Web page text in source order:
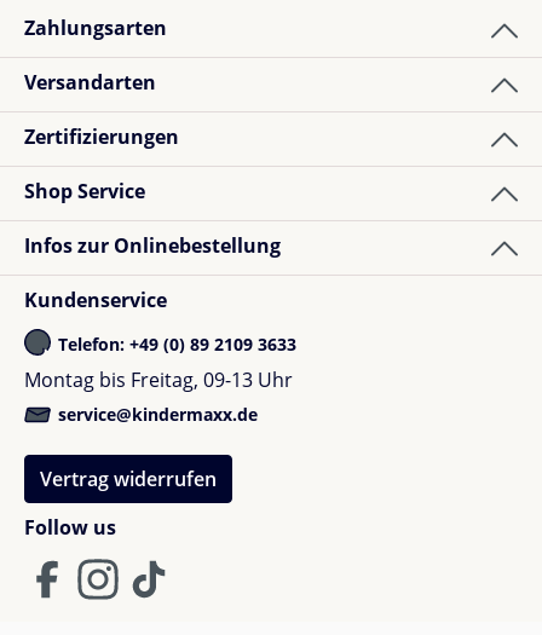
Zahlungsarten
Versandarten
Zertifizierungen
Follow us
Shop Service
Infos zur Onlinebestellung
Kundenservice
Telefon: +49 (0) 89 2109 3633
Montag bis Freitag, 09-13 Uhr
service@kindermaxx.de
Vertrag widerrufen